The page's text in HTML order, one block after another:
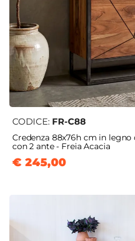
CODICE: FR-C88
Credenza 88x76h cm in
con 2 ante - Freia Acacia
€ 245,00